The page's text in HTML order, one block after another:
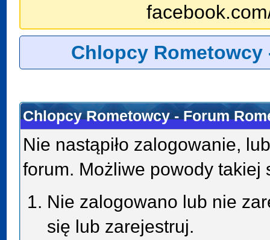
Chlopcy Rometowcy
Chlopcy Rometowcy - Forum
Nie nastąpiło zalogowanie,
forum. Możliwe powody takiej
Nie zalogowano lub nie
się lub zarejestruj.